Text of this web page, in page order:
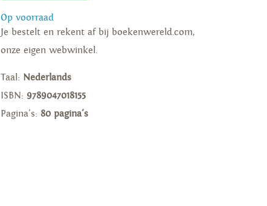
Op voorraad
Je bestelt en rekent af bij boekenwereld.com,
onze eigen webwinkel.
Taal: Nederlands
ISBN: 9789047018155
Pagina's: 80 pagina's